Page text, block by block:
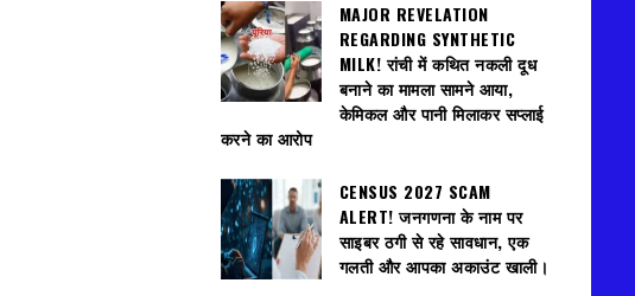
MAJOR REVELATION
REGARDING SYNTHETIC
MILK! रांची में कथित नकली दूध
बनाने का मामला सामने आया,
केमिकल और पानी मिलाकर सप्लाई
करने का आरोप
CENSUS 2027 SCAM
ALERT! जनगणना के नाम पर
साइबर ठगी से रहे सावधान, एक
गलती और आपका अकाउंट खाली।